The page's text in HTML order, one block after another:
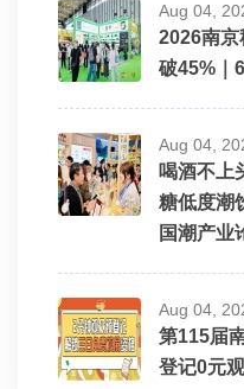
Aug 04,
2026南京
破45%｜
Aug 04,
喝酒不上
糖低度潮
国潮产业
Aug 04,
第115届
登记0元